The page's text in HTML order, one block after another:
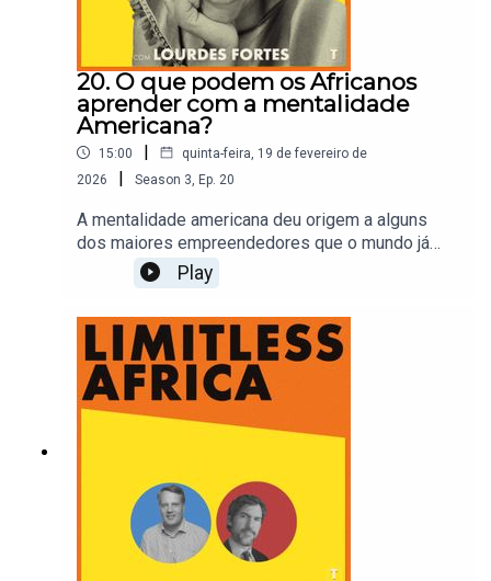
20. O que podem os Africanos
aprender com a mentalidade
Americana?
15:00 |
quinta-feira, 19 de fevereiro de
2026
| Season 3, Ep. 20
A mentalidade americana deu origem a alguns
dos maiores empreendedores que o mundo já
viu… de Henry Ford a Oprah Winfrey. O que podem
os africanos aprender com o seu sucesso?É
patrocinado pelo Departamento de Estado dos
EUA e pela Fundação Seenfire.
Play